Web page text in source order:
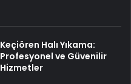
Keçiören Halı Yıkama:
Profesyonel ve Güvenilir
Hizmetler